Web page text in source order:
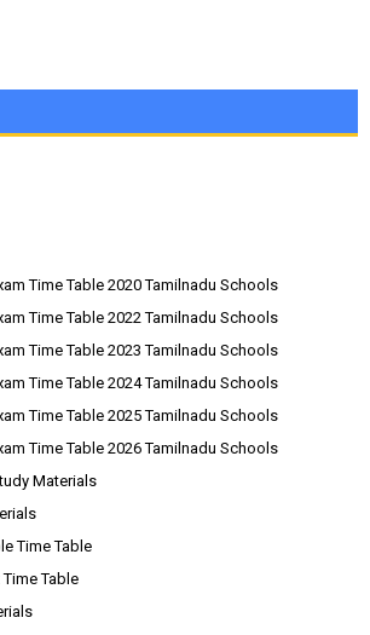
Time Table 2020 Tamilnadu Schools
Time Table 2022 Tamilnadu Schools
Time Table 2023 Tamilnadu Schools
Time Table 2024 Tamilnadu Schools
Time Table 2025 Tamilnadu Schools
Time Table 2026 Tamilnadu Schools
Materials
Time Table
Table